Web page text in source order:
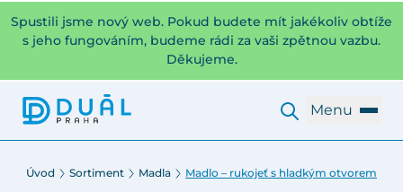
Spustili jsme nový web. Pokud budete mít jakékoliv obtíže
s jeho fungováním, budeme rádi za vaši zpětnou vazbu.
Děkujeme.
Menu
Úvod Sortiment Madla Madlo – rukojeť s hladkým otvorem